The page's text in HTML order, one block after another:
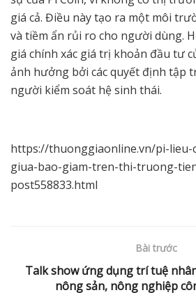
giá cả. Điều này tạo ra một môi
và tiềm ẩn rủi ro cho người dùng.
giá chính xác giá trị khoản đầu tư
ảnh hưởng bởi các quyết định tập
người kiểm soát hệ sinh thái.
https://thuonggiaonline.vn/pi-lieu-
giua-bao-giam-tren-thi-truong-
post558833.html
Bài trước
Talk show ứng dụng trí tuệ
nông sản, nông nghiệp